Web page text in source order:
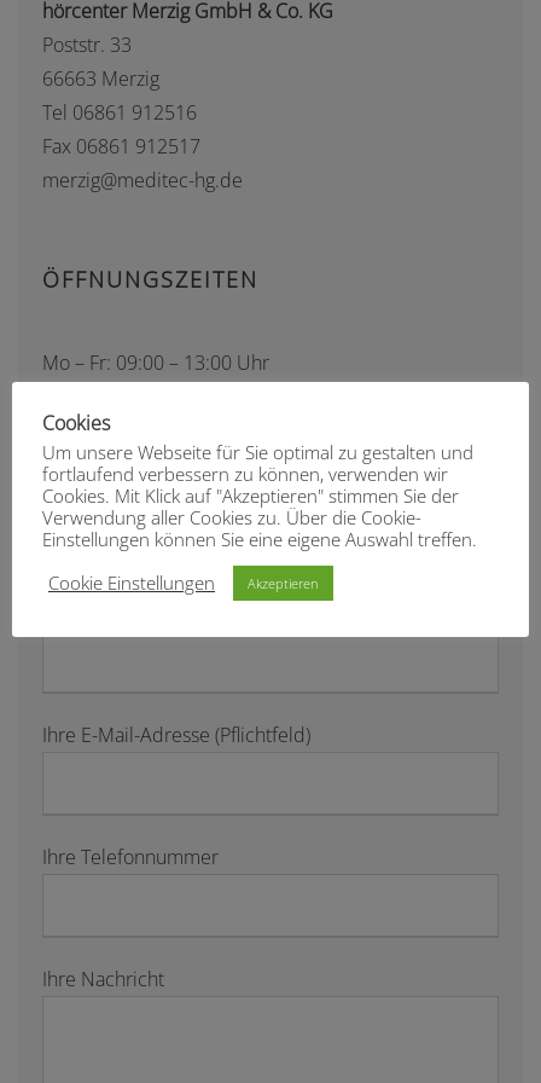
hörcenter Merzig GmbH & Co. KG
Poststr. 33
66663 Merzig
Tel 06861 912516
Fax 06861 912517
merzig@meditec-hg.de
ÖFFNUNGSZEITEN
Mo – Fr: 09:00 – 13:00 Uhr
Samstag nach Vereinbarung
ANFRAGE IN DIE FILIALE
Ihre E-Mail-Adresse (Pflichtfeld)
Ihre Telefonnummer
Ihre Nachricht
Cookies
Um unsere Webseite für Sie optimal zu gestalten und
fortlaufend verbessern zu können, verwenden wir
Cookies. Mit Klick auf "Akzeptieren" stimmen Sie der
Verwendung aller Cookies zu. Über die Cookie-
Einstellungen können Sie eine eigene Auswahl treffen.
Cookie Einstellungen
Akzeptieren